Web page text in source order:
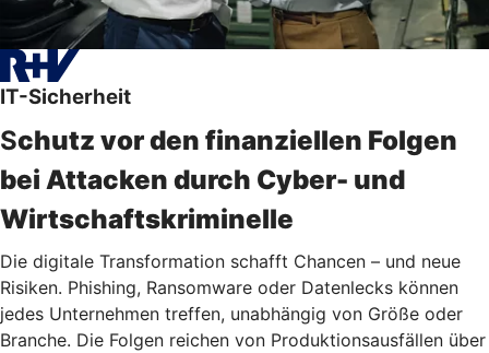
IT-Sicherheit
Schutz vor den finanziellen Folgen
bei Attacken durch Cyber- und
Wirtschaftskriminelle
Die digitale Transformation schafft Chancen – und neue
Risiken. Phishing, Ransomware oder Datenlecks können
jedes Unternehmen treffen, unabhängig von Größe oder
Branche. Die Folgen reichen von Produktionsausfällen über